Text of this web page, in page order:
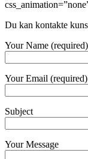
Du kan kontakte
Your Name (required)
Your Email (required)
Subject
Your Message